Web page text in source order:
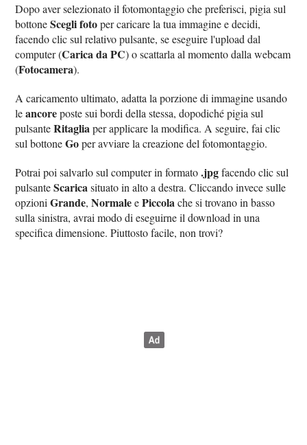
Dopo aver selezionato il fotomontaggio che preferisci, pigia sul
bottoneScegli fotoper caricare la tua immagine e decidi,
facendo clic sul relativo pulsante, se eseguire l'upload dal
computer (Carica da PC) o scattarla al momento dalla webcam
(Fotocamera).
A caricamento ultimato, adatta la porzione di immagine usando
leancoreposte sui bordi della stessa, dopodiché pigia sul
pulsanteRitagliaper applicare la modifica. A seguire, fai clic
sul bottoneGoper avviare la creazione del fotomontaggio.
Potrai poi salvarlo sul computer in formato.jpgfacendo clic sul
pulsanteScaricasituato in alto a destra. Cliccando invece sulle
opzioniGrande,NormaleePiccolache si trovano in basso
sulla sinistra, avrai modo di eseguirne il download in una
specifica dimensione. Piuttosto facile, non trovi?